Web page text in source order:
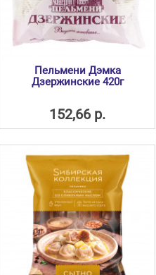
Пельмени Дэмка
Дзержинские 420г
152,66 р.